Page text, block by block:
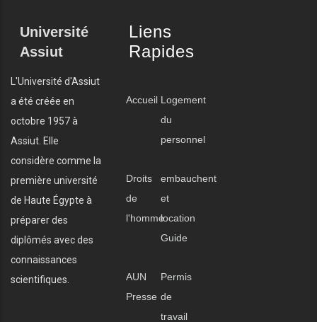
Université
Assiut
L'Université d'Assiut
a été créée en
octobre 1957 à
Assiut. Elle
considère comme la
première université
de Haute Égypte à
préparer des
diplômés avec des
connaissances
scientifiques.
Liens
Rapides
Accueil Logement
du
personnel
Droits
de
l'homme
embauchent
et
location
Guide
AUN
Presse
Permis
de
travail